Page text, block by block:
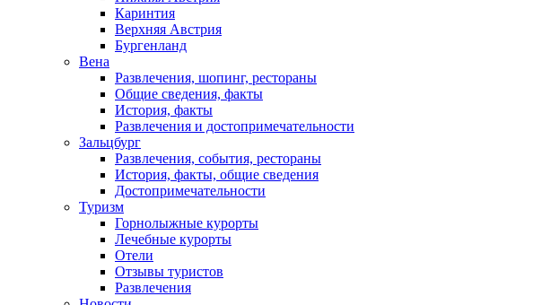
Каринтия
Верхняя Австрия
Бургенланд
Вена
Развлечения, шопинг, рестораны
Общие сведения, факты
История, факты
Развлечения и достопримечательности
Зальцбург
Развлечения, события, рестораны
История, факты, общие сведения
Достопримечательности
Туризм
Горнолыжные курорты
Лечебные курорты
Отели
Отзывы туристов
Развлечения